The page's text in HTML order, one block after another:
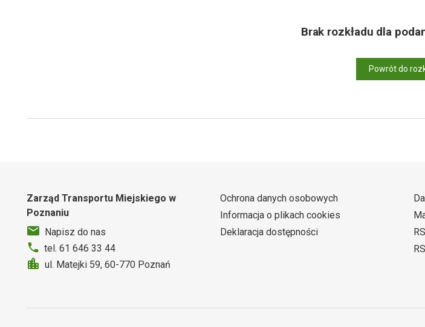
Brak rozkładu dla
Powrót do
Zarząd Transportu Miejskiego w
Poznaniu
Napisz do nas
tel. 61 646 33 44
ul. Matejki 59, 60-770 Poznań
Ochrona danych osobowych
Informacja o plikach cookies
Deklaracja dostępności